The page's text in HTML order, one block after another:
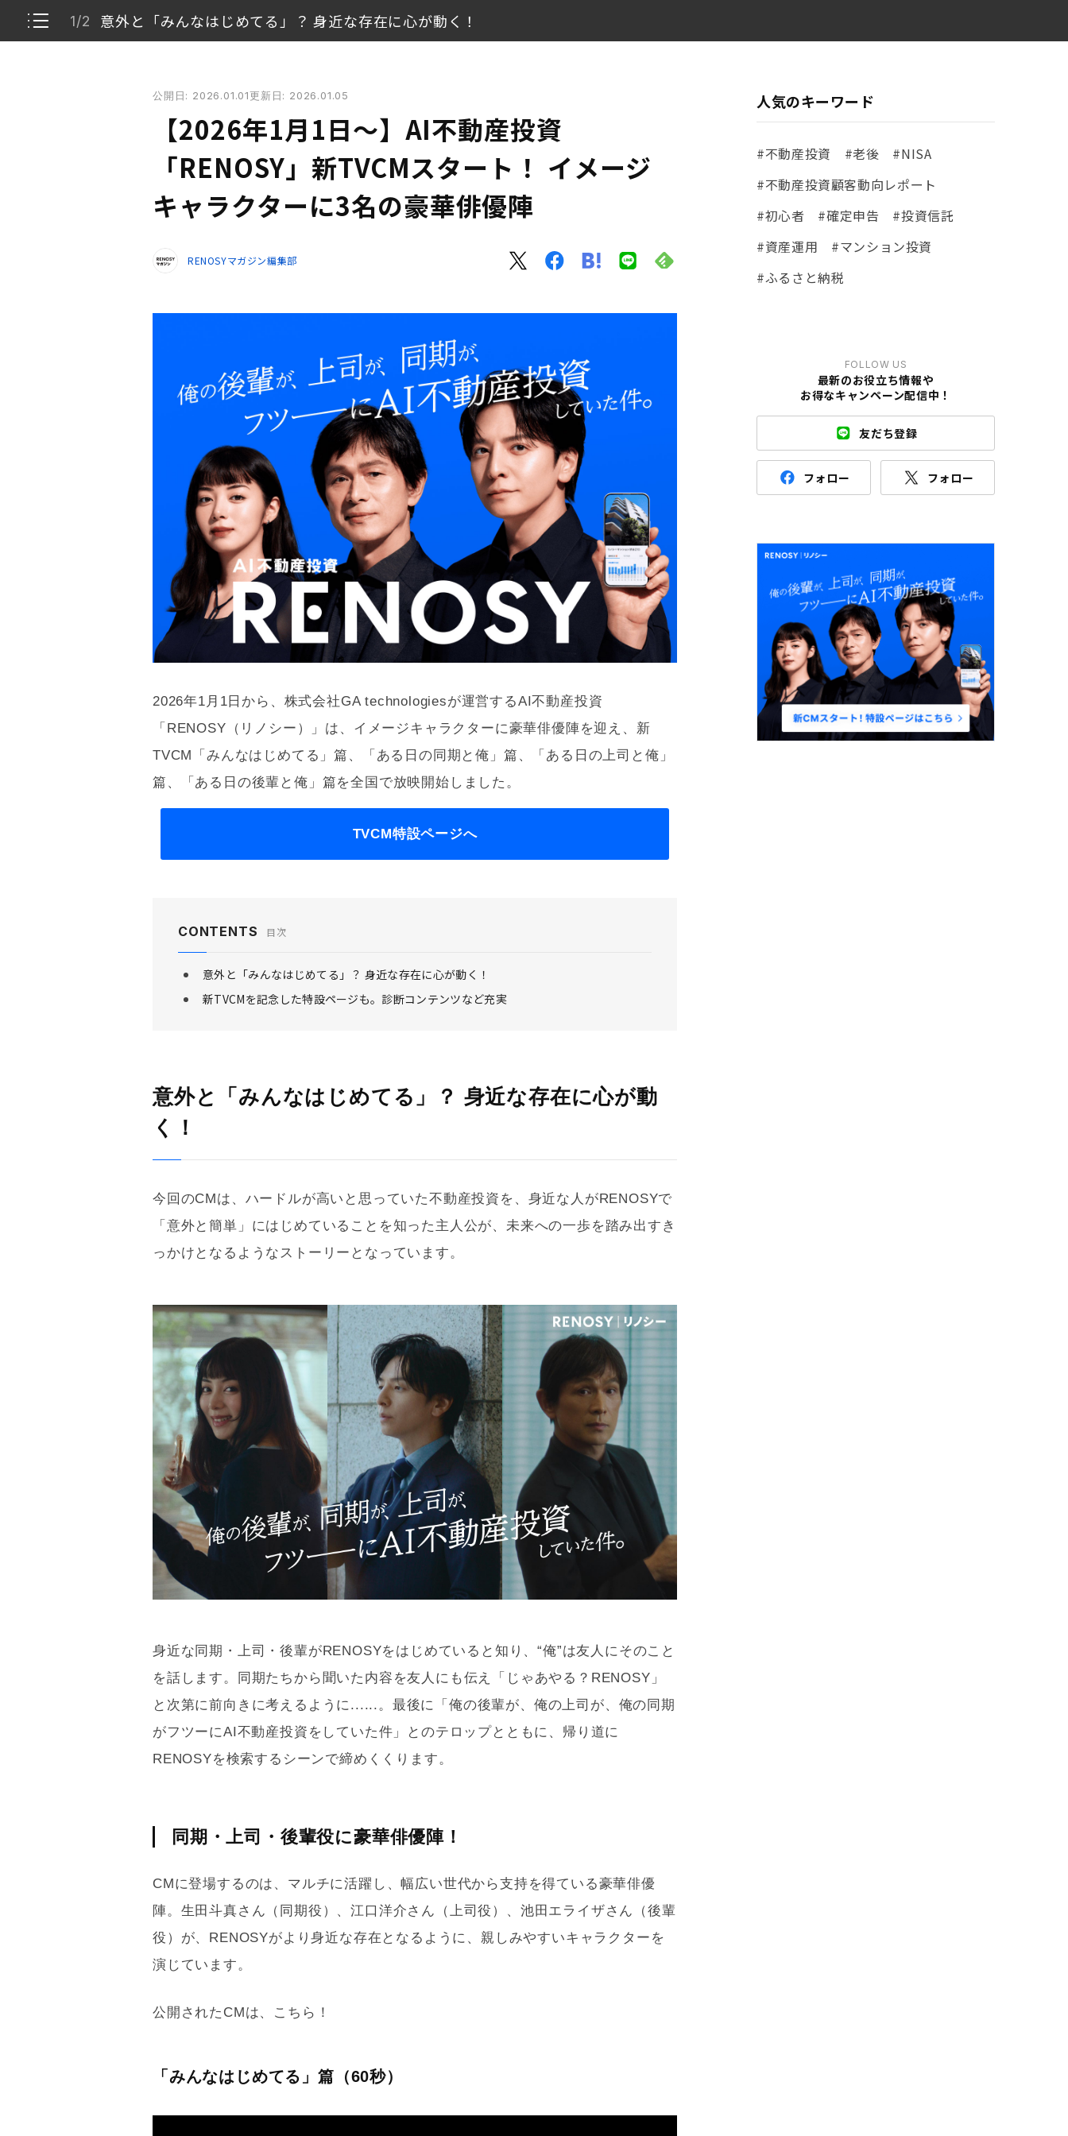
1/2 意外と「みんなはじめてる」？ 身近な存在に心が動く！
意外と「みんなはじめてる」？ 身近な存在に心が動く！
新TVCMを記念した特設ページも。診断コンテンツなど充実
公開日: 2026.01.01更新日: 2026.01.05
【2026年1月1日〜】AI不動産投資
「RENOSY」新TVCMスタート！ イメージ
キャラクターに3名の豪華俳優陣
RENOSYマガジン編集部
2026年1月1日から、株式会社GA technologiesが運営するAI不動産投資
「RENOSY（リノシー）」は、イメージキャラクターに豪華俳優陣を迎え、新
TVCM「みんなはじめてる」篇、「ある日の同期と俺」篇、「ある日の上司と俺」
篇、「ある日の後輩と俺」篇を全国で放映開始しました。
TVCM特設ページへ
CONTENTS 目次
意外と「みんなはじめてる」？ 身近な存在に心が動く！
新TVCMを記念した特設ページも。診断コンテンツなど充実
意外と「みんなはじめてる」？ 身近な存在に心が動
く！
今回のCMは、ハードルが高いと思っていた不動産投資を、身近な人がRENOSYで
「意外と簡単」にはじめていることを知った主人公が、未来への一歩を踏み出すき
っかけとなるようなストーリーとなっています。
身近な同期・上司・後輩がRENOSYをはじめていると知り、“俺”は友人にそのこと
を話します。同期たちから聞いた内容を友人にも伝え「じゃあやる？RENOSY」
と次第に前向きに考えるように......。最後に「俺の後輩が、俺の上司が、俺の同期
がフツーにAI不動産投資をしていた件」とのテロップとともに、帰り道に
RENOSYを検索するシーンで締めくくります。
同期・上司・後輩役に豪華俳優陣！
CMに登場するのは、マルチに活躍し、幅広い世代から支持を得ている豪華俳優
陣。生田斗真さん（同期役）、江口洋介さん（上司役）、池田エライザさん（後輩
役）が、RENOSYがより身近な存在となるように、親しみやすいキャラクターを
演じています。
公開されたCMは、こちら！
「みんなはじめてる」篇（60秒）
人気のキーワード
#不動産投資 #老後
#NISA
#不動産投資顧客動向レポート
#初心者
#確定申告
#投資信託
#資産運用
#マンション投資
#ふるさと納税
FOLLOW US
最新のお役立ち情報や
お得なキャンペーン配信中！
友だち登録
フォロー フォロー